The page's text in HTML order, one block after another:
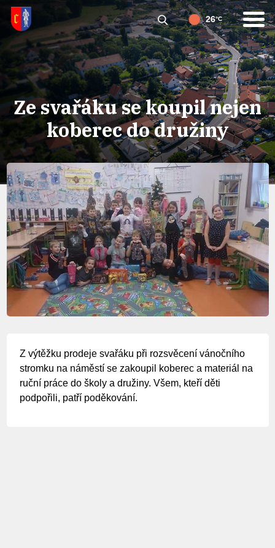
26°C
Ze svařáku se koupil nejen
koberec do družiny
Z výtěžku prodeje svařáku při rozsvěcení vánočního
stromku na náměstí se zakoupil koberec a materiál na
ruční práce do školy a družiny. Všem, kteří děti
podpořili, patří poděkování.